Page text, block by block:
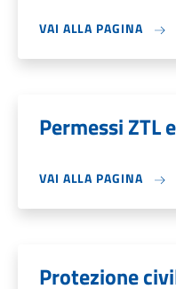
VAI ALLA PAGINA
Permessi ZTL
VAI ALLA PAGINA
Protezione